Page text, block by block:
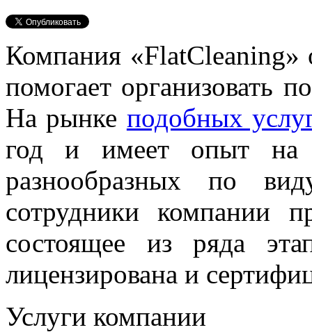
Компания «FlatCleaning»
помогает организовать
На рынке подобных
год и имеет опыт на
разнообразных по
сотрудники компании
состоящее из ряда
лицензирована и
Услуги компании